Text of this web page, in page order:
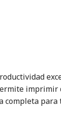
imprimir
completa para